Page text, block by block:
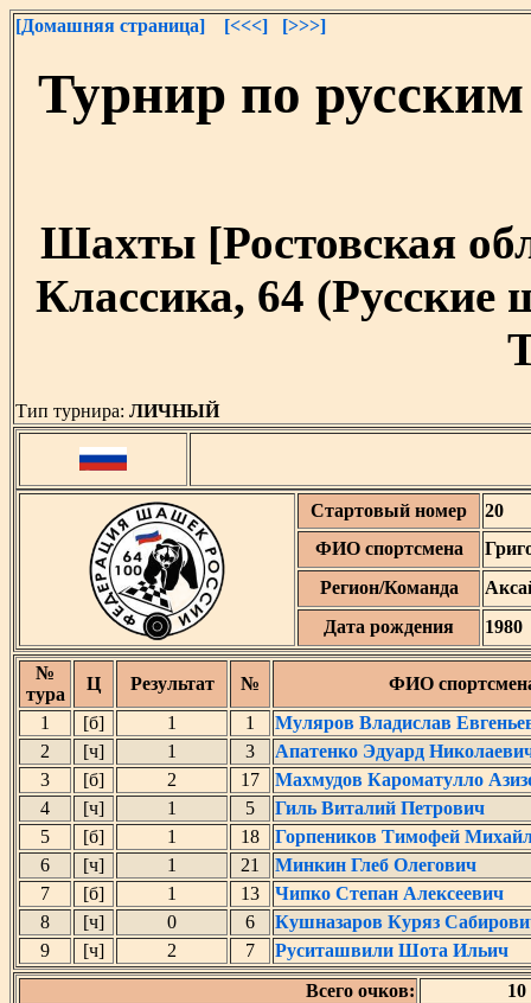
[Домашняя страница] [<<<] [>>>]
Турнир по
Шахты [Ростовская
Классика, 64
Тип турнира: ЛИЧНЫЙ
Стартовый номер
20
ФИО спортсмена
Регион/Команда
Дата рождения
1980
№
тура
Ц Результат №
ФИО
1
[б] 1 1
Муляров Владислав
2
[ч] 1 3
Апатенко Эдуард
3
[б] 2 17
Махмудов Кароматулло
4
[ч] 1 5
Гиль Виталий Петрович
5
[б] 1 18
Горпеников Тимофей
6
[ч] 1 21
Минкин Глеб Олегович
7
[б] 1 13
Чипко Степан Алексеевич
8
[ч] 0 6
Кушназаров Куряз
9
[ч] 2 7
Руситашвили Шота Ильич
Всего очков:
10